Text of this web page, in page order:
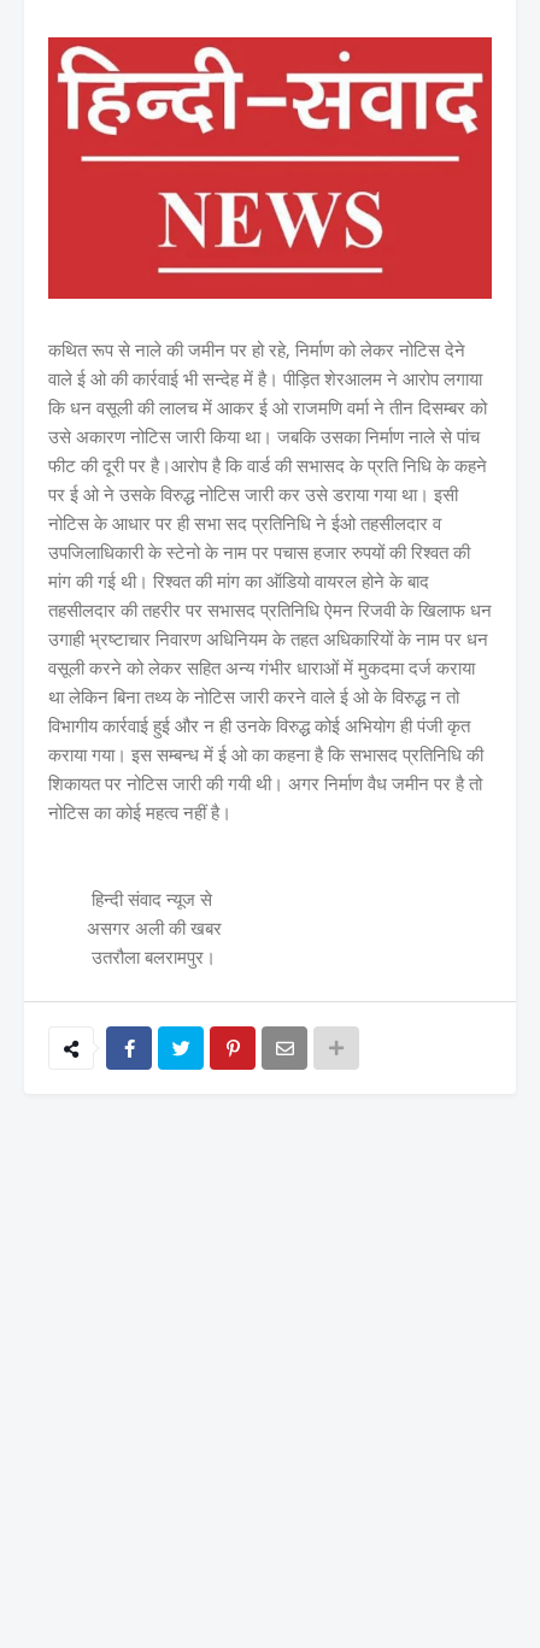
कथित रूप से नाले की जमीन पर हो रहे, निर्माण को लेकर नोटिस देने
वाले ई ओ की कार्रवाई भी सन्देह में है। पीड़ित शेरआलम ने आरोप लगाया
कि धन वसूली की लालच में आकर ई ओ राजमणि वर्मा ने तीन दिसम्बर को
उसे अकारण नोटिस जारी किया था। जबकि उसका निर्माण नाले से पांच
फीट की दूरी पर है।आरोप है कि वार्ड की सभासद के प्रति निधि के कहने
पर ई ओ ने उसके विरुद्ध नोटिस जारी कर उसे डराया गया था। इसी
नोटिस के आधार पर ही सभा सद प्रतिनिधि ने ईओ तहसीलदार व
उपजिलाधिकारी के स्टेनो के नाम पर पचास हजार रुपयों की रिश्वत की
मांग की गई थी। रिश्वत की मांग का ऑडियो वायरल होने के बाद
तहसीलदार की तहरीर पर सभासद प्रतिनिधि ऐमन रिजवी के खिलाफ धन
उगाही भ्रष्टाचार निवारण अधिनियम के तहत अधिकारियों के नाम पर धन
वसूली करने को लेकर सहित अन्य गंभीर धाराओं में मुकदमा दर्ज कराया
था लेकिन बिना तथ्य के नोटिस जारी करने वाले ई ओ के विरुद्ध न तो
विभागीय कार्रवाई हुई और न ही उनके विरुद्ध कोई अभियोग ही पंजी कृत
कराया गया। इस सम्बन्ध में ई ओ का कहना है कि सभासद प्रतिनिधि की
शिकायत पर नोटिस जारी की गयी थी‌। अगर निर्माण वैध जमीन पर है तो
नोटिस का कोई महत्व नहीं है।
हिन्दी संवाद न्यूज से
असगर अली की खबर
उतरौला बलरामपुर।